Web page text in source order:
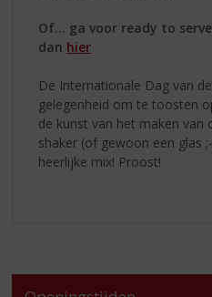
Of... ga voor ready to
dan hier
De Internationale Dag van
gelegenheid om te toosten
de kunst van het maken van
shaker (of gewoon een glas
heerlijke mix! Proost!